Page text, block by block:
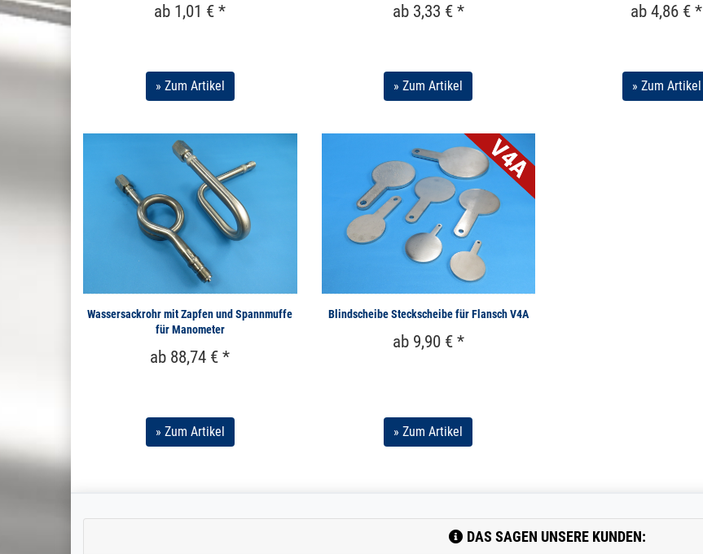
ab 1,01 € *
» Zum Artikel
ab 3,33 € *
» Zum Artikel
ab 4,86 € *
» Zum Artikel
Wassersackrohr mit Zapfen und Spannmuffe
für Manometer
ab 88,74 € *
» Zum Artikel
Blindscheibe Steckscheibe für Flansch V4A
ab 9,90 € *
» Zum Artikel
DAS SAGEN UNSERE KUNDEN: